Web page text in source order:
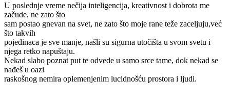
U poslednje vreme nečija inteligencija, kreativnost i dobrota me
začude, ne zato što
sam postao gnevan na svet, ne zato što moje rane teže zaceljuju,već
što takvih
pojedinaca je sve manje, našli su sigurna utočišta u svom svetu i
njega retko napuštaju.
Nekad slabo poznat put te odvede u samo srce tame, dok nekad se
nađeš u oazi
raskošnog nemira oplemenjenim lucidnošću prostora i ljudi.